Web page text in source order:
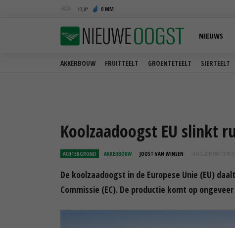
17,8 0 MM
AKKERBOUW FRUITTEELT GROENTETEELT SIERTEELT
NIEUWS
Koolzaadoogst EU slinkt
ACHTERGROND AKKERBOUW JOOST VAN WINSEN 14 AUG 2019 OM 10:10
De koolzaadoogst in de Europese Unie (EU)
Commissie (EC). De productie komt op